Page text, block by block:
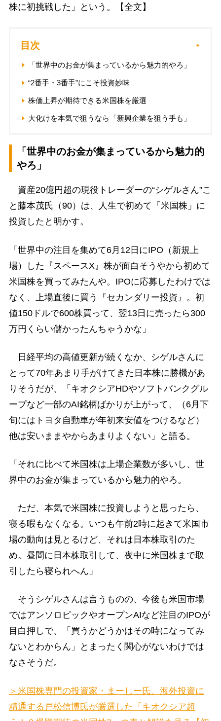
株に初挑戦した」という。【全文】
目次
「世界中のお金が集まっているから魅力的やろ」
“2番手・3番手”にこそ投資妙味
株価上昇が期待できる米国株を厳選
大化けを本気で狙うなら「新興企業を狙う手も」
「世界中のお金が集まっているから魅力的
やろ」
資産20億円超の現役トレーダーの“シゲルさん”こ
と藤本茂氏（90）は、人生で初めて「米国株」に
投資したと明かす。
「世界中の注目を集めて6月12日にIPO（新規上
場）した『スペースX』株が面白そうやから初めて
米国株を買ってみたんや。IPOに応募したわけでは
なく、上場直後に買う『セカンダリー投資』。初
値150ドルで600株買って、翌13日に売ったら300
万円くらい儲かったんちゃうかな」
日経平均の高値更新が続くなか、シゲルさんに
とって70年あまり手がけてきた日本株に勝機があ
りそうだが、「キオクシアHDやソフトバンクグル
ープなど一部のAI銘柄ばかりが上がって、（6月下
旬にはトヨタ自動車が年初来安値をつけるなど）
他は安いままやからあまりよくない」と語る。
「それに比べて米国株は上場企業数が多いし、世
界中のお金が集まっているから魅力的やろ。
ただ、本気で米国株に投資しようと思ったら、
寝る暇もなくなる。いつも午前2時に起きて米国市
場の動向は見とるけど、それは日本株取引のた
め。昼間に日本株取引して、夜中に米国株まで取
引したら寝られへん」
そうシゲルさんは言うものの、今後も米国市場
ではアンソロピックやオープンAIなど注目のIPOが
目白押しで、「買うかどうかはその時になってみ
ないとわからん」とまったく関心がないわけでは
なさそうだ。
＞米国株専門の投資家・まーしー氏、海外投資に
精通する戸松信博氏が厳選した「キオクシア超